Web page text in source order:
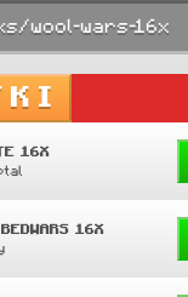
wool-wars-16x
16X
16X